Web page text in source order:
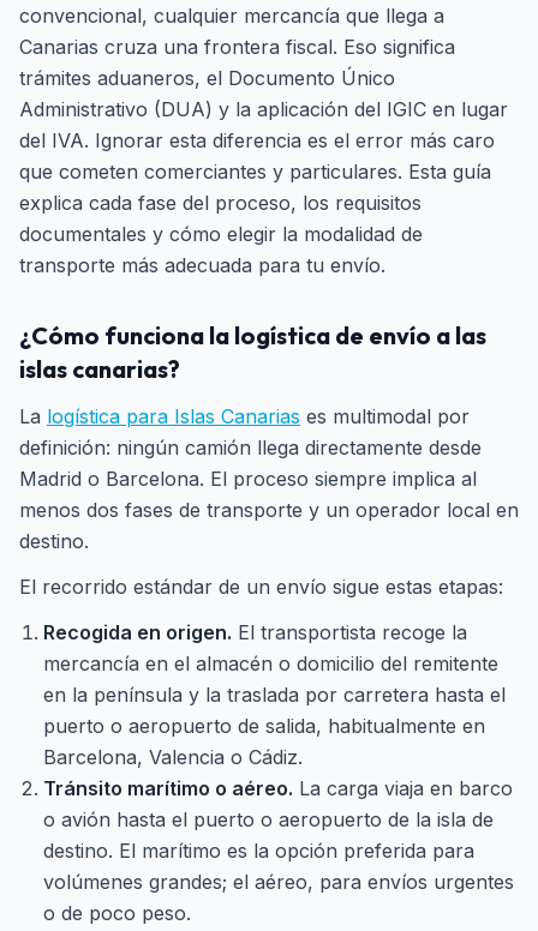
convencional, cualquier mercancía que llega a
Canarias cruza una frontera fiscal. Eso significa
trámites aduaneros, el Documento Único
Administrativo (DUA) y la aplicación del IGIC en lugar
del IVA. Ignorar esta diferencia es el error más caro
que cometen comerciantes y particulares. Esta guía
explica cada fase del proceso, los requisitos
documentales y cómo elegir la modalidad de
transporte más adecuada para tu envío.
¿Cómo funciona la logística de envío a las
islas canarias?
La logística para Islas Canarias es multimodal por
definición: ningún camión llega directamente desde
Madrid o Barcelona. El proceso siempre implica al
menos dos fases de transporte y un operador local en
destino.
El recorrido estándar de un envío sigue estas etapas:
Recogida en origen. El transportista recoge la
mercancía en el almacén o domicilio del remitente
en la península y la traslada por carretera hasta el
puerto o aeropuerto de salida, habitualmente en
Barcelona, Valencia o Cádiz.
Tránsito marítimo o aéreo. La carga viaja en barco
o avión hasta el puerto o aeropuerto de la isla de
destino. El marítimo es la opción preferida para
volúmenes grandes; el aéreo, para envíos urgentes
o de poco peso.